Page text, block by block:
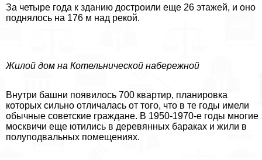
За четыре года к зданию достроили еще 26 этажей, и оно
поднялось на 176 м над рекой.
Жилой дом на Котельнической набережной
Внутри башни появилось 700 квартир, планировка
которых сильно отличалась от того, что в те годы имели
обычные советские граждане. В 1950-1970-е годы многие
москвичи еще ютились в деревянных баpaках и жили в
полуподвальных помещениях.